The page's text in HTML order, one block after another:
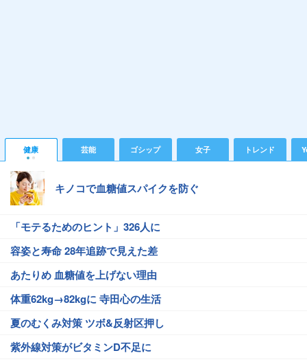
健康 芸能 ゴシップ 女子 トレンド
キノコで血糖値スパイクを防ぐ
「モテるためのヒント」326人に
容姿と寿命 28年追跡で見えた差
あたりめ 血糖値を上げない理由
体重62kg→82kgに 寺田心の生活
夏のむくみ対策 ツボ&反射区押し
紫外線対策がビタミンD不足に